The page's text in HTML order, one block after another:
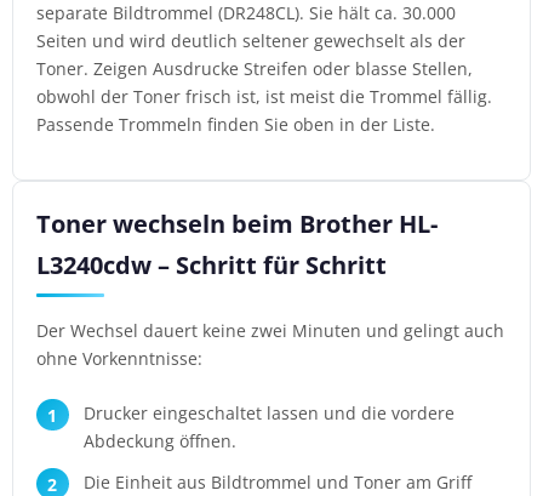
separate Bildtrommel (DR248CL). Sie hält ca. 30.000
Seiten und wird deutlich seltener gewechselt als der
Toner. Zeigen Ausdrucke Streifen oder blasse Stellen,
obwohl der Toner frisch ist, ist meist die Trommel fällig.
Passende Trommeln finden Sie oben in der Liste.
Toner wechseln beim Brother HL-
L3240cdw – Schritt für Schritt
Der Wechsel dauert keine zwei Minuten und gelingt auch
ohne Vorkenntnisse:
Drucker eingeschaltet lassen und die vordere
Abdeckung öffnen.
Die Einheit aus Bildtrommel und Toner am Griff